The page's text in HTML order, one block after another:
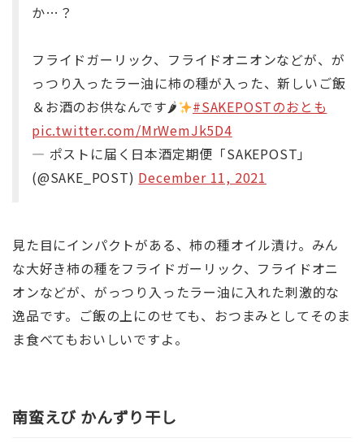
か…？
フライドガーリック、フライドオニオンなどが、が
っつり入ったラー油に柿の種が入った、新しいご飯
＆お酒のお供なんです🌶
#SAKEPOSTのおとも
pic.twitter.com/MrWemJk5D4
— ポストに届く日本酒定期便「SAKEPOST」
(@SAKE_POST) December 11, 2021
見た目にインパクトがある、柿の種オイル漬け。みん
な大好き柿の種をフライドガーリック、フライドオニ
オンなどが、がっつり入ったラー油に入れた刺激的な
逸品です。ご飯の上にのせても、おつまみとしてそのま
ま食べてもおいしいですよ。
南蛮えび かんずり干し